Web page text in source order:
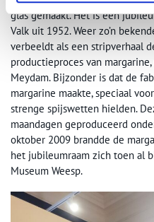
glas gemaakt. Het is een
Valk uit 1952. Weer zo’n
verbeeldt als een stripverhaal
productieproces van
Meydam. Bijzonder is dat de
margarine maakte, speciaal
strenge spijswetten hielden.
maandagen geproduceerd
oktober 2009 brandde de
het jubileumraam zich toen al
Museum Weesp.